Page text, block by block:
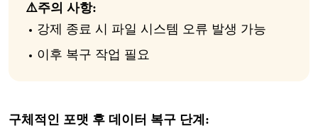
⚠️주의 사항:
강제
종료 시 파일 시스템 오류 발생 가능
이후 복구 작업 필요
구체적인 포맷 후 데이터 복구 단계 :